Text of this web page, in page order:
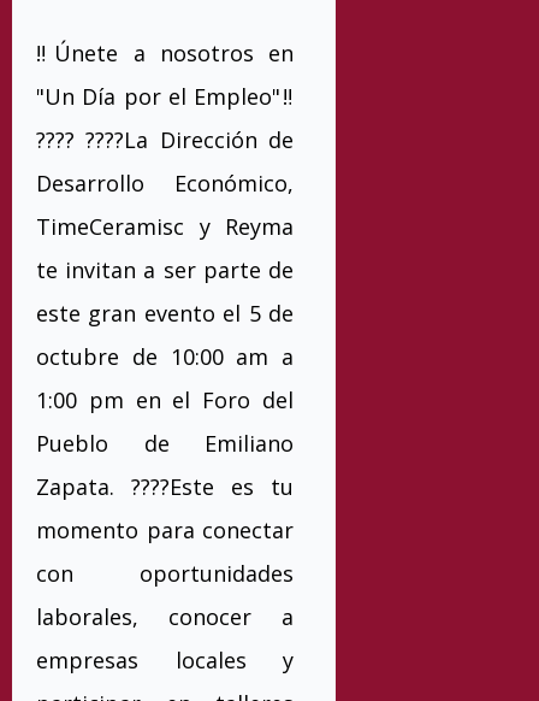
‼️Únete a nosotros en
"Un Día por el Empleo"‼️
???? ????️La Dirección de
Desarrollo Económico,
TimeCeramisc y Reyma
te invitan a ser parte de
este gran evento el 5 de
octubre de 10:00 am a
1:00 pm en el Foro del
Pueblo de Emiliano
Zapata. ????Este es tu
momento para conectar
con oportunidades
laborales, conocer a
empresas locales y